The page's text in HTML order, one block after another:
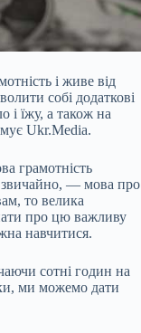
і живе від
собі додаткові
і їжу, а також на
Ukr.Media.
грамотність
звичайно, — мова про
то велика
про цю важливу
навчитися.
сотні годин на
ми можемо дати